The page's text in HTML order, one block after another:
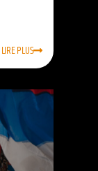
LIRE PLUS